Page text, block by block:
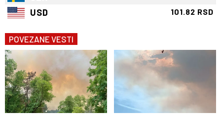
USD 101.82 RSD
POVEZANE VESTI